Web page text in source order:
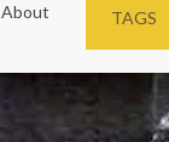
About TAGS